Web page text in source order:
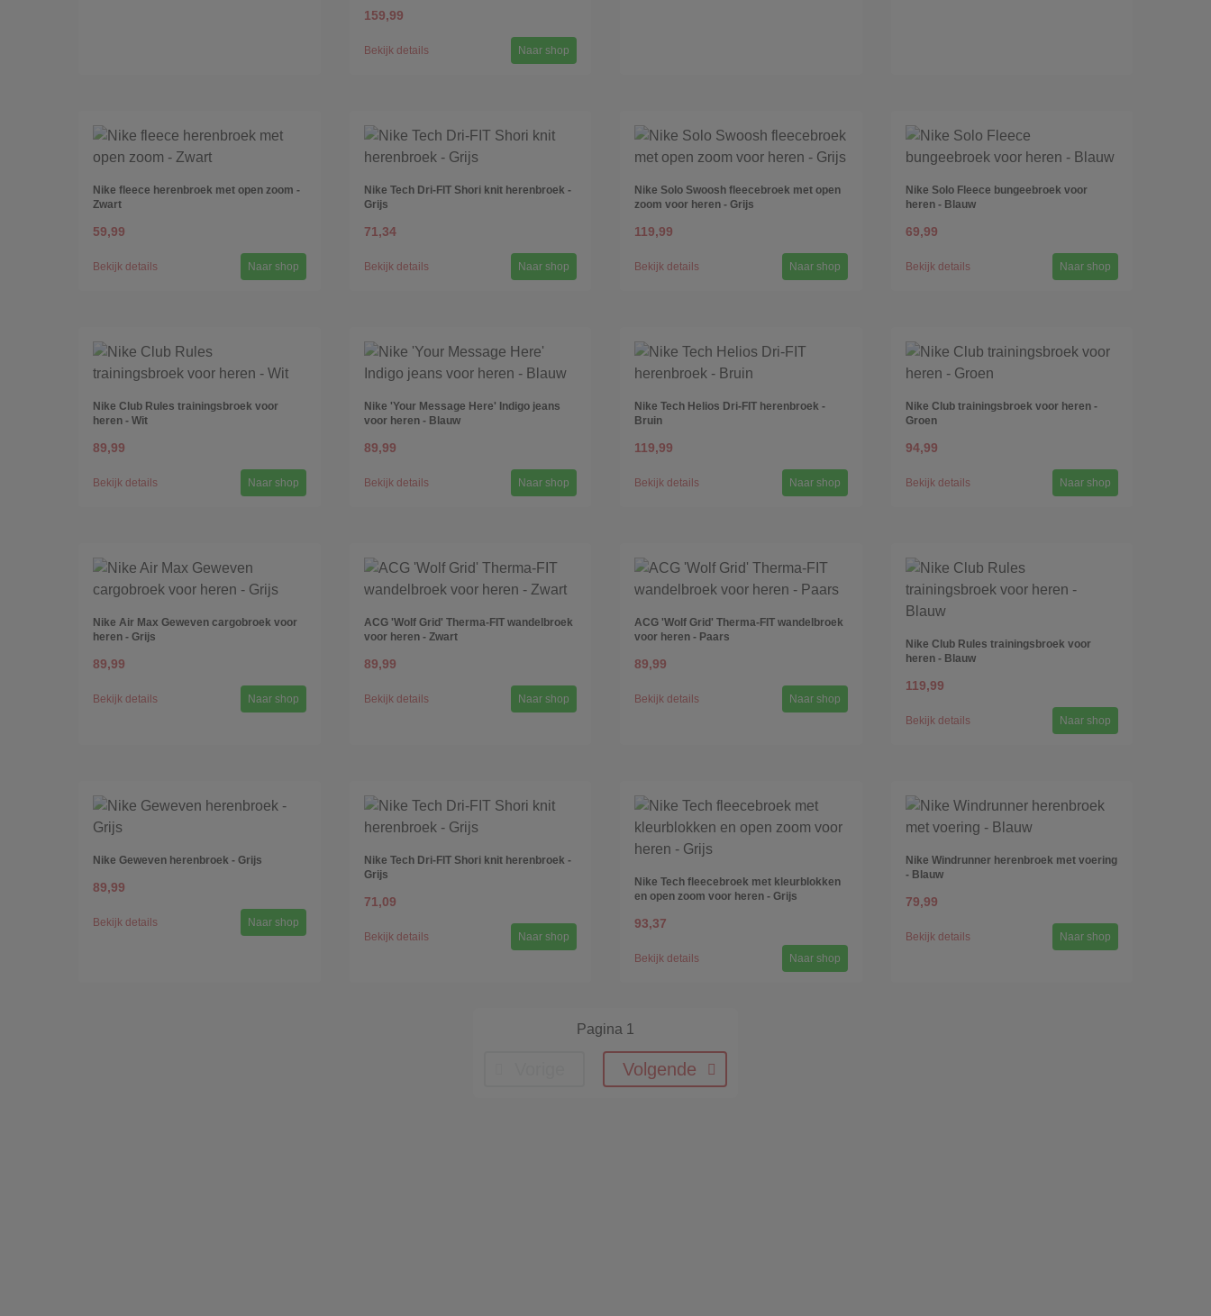
159,99
Bekijk details Naar shop
Nike fleece herenbroek met open zoom -
Zwart
59,99
Bekijk details Naar shop
Nike Tech Dri-FIT Shori knit herenbroek -
Grijs
71,34
Bekijk details Naar shop
Nike Solo Swoosh fleecebroek met open
zoom voor heren - Grijs
119,99
Bekijk details Naar shop
Nike Solo Fleece bungeebroek voor
heren - Blauw
69,99
Bekijk details Naar shop
Nike Club Rules trainingsbroek voor
heren - Wit
89,99
Bekijk details Naar shop
Nike 'Your Message Here' Indigo jeans
voor heren - Blauw
89,99
Bekijk details Naar shop
Nike Tech Helios Dri-FIT herenbroek -
Bruin
119,99
Bekijk details Naar shop
Nike Club trainingsbroek voor heren -
Groen
94,99
Bekijk details Naar shop
Nike Air Max Geweven cargobroek voor
heren - Grijs
89,99
Bekijk details Naar shop
ACG 'Wolf Grid' Therma-FIT wandelbroek
voor heren - Zwart
89,99
Bekijk details Naar shop
ACG 'Wolf Grid' Therma-FIT wandelbroek
voor heren - Paars
89,99
Bekijk details Naar shop
Nike Club Rules trainingsbroek voor
heren - Blauw
119,99
Bekijk details Naar shop
Nike Geweven herenbroek - Grijs
89,99
Bekijk details Naar shop
Nike Tech Dri-FIT Shori knit herenbroek -
Grijs
71,09
Bekijk details Naar shop
Nike Tech fleecebroek met kleurblokken
en open zoom voor heren - Grijs
93,37
Bekijk details Naar shop
Nike Windrunner herenbroek met voering
- Blauw
79,99
Bekijk details Naar shop
Pagina 1
Volgende